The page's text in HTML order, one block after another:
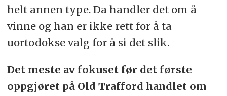
helt annen type. Da handler det om å
vinne og han er ikke rett for å ta
uortodokse valg for å si det slik.
Det meste av fokuset før det første
oppgjøret på Old Trafford handlet om